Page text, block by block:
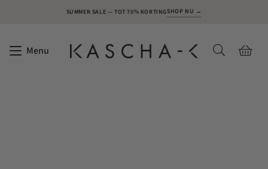
SUMMER SALE — TOT 70% KORTINGSHOP NU →
Menu